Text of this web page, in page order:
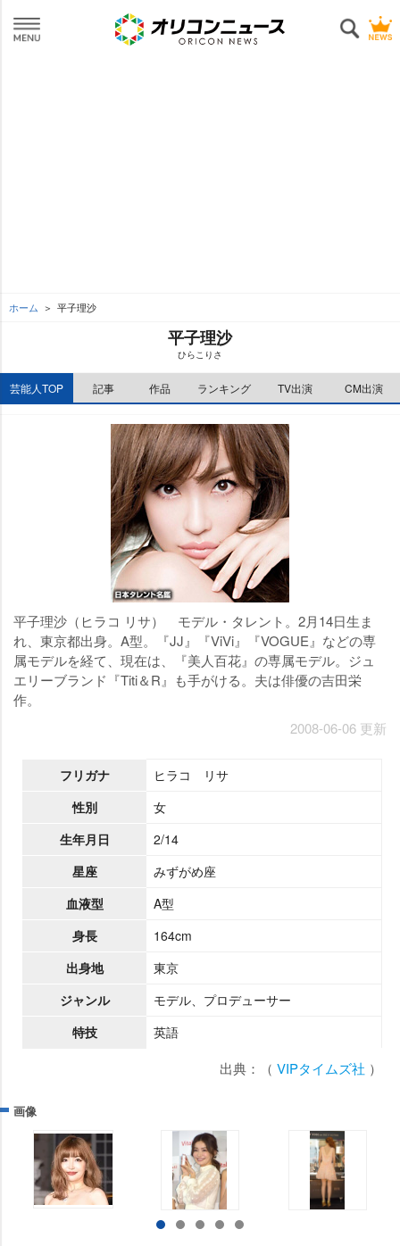
ホーム 平子理沙
平子理沙
ひらこりさ
芸能人TOP 記事 作品 ランキング TV出演 CM出演
平子理沙（ヒラコ リサ） モデル・タレント。2月14日生ま
れ、東京都出身。A型。『JJ』『ViVi』『VOGUE』などの専
属モデルを経て、現在は、『美人百花』の専属モデル。ジュ
エリーブランド『Titi＆R』も手がける。夫は俳優の吉田栄
作。
2008-06-06 更新
フリガナ
ヒラコ リサ
性別
女
生年月日
2/14
星座
みずがめ座
血液型
A型
身長
164cm
出身地
東京
ジャンル
モデル、プロデューサー
特技
英語
出典：（ VIPタイムズ社 ）
画像